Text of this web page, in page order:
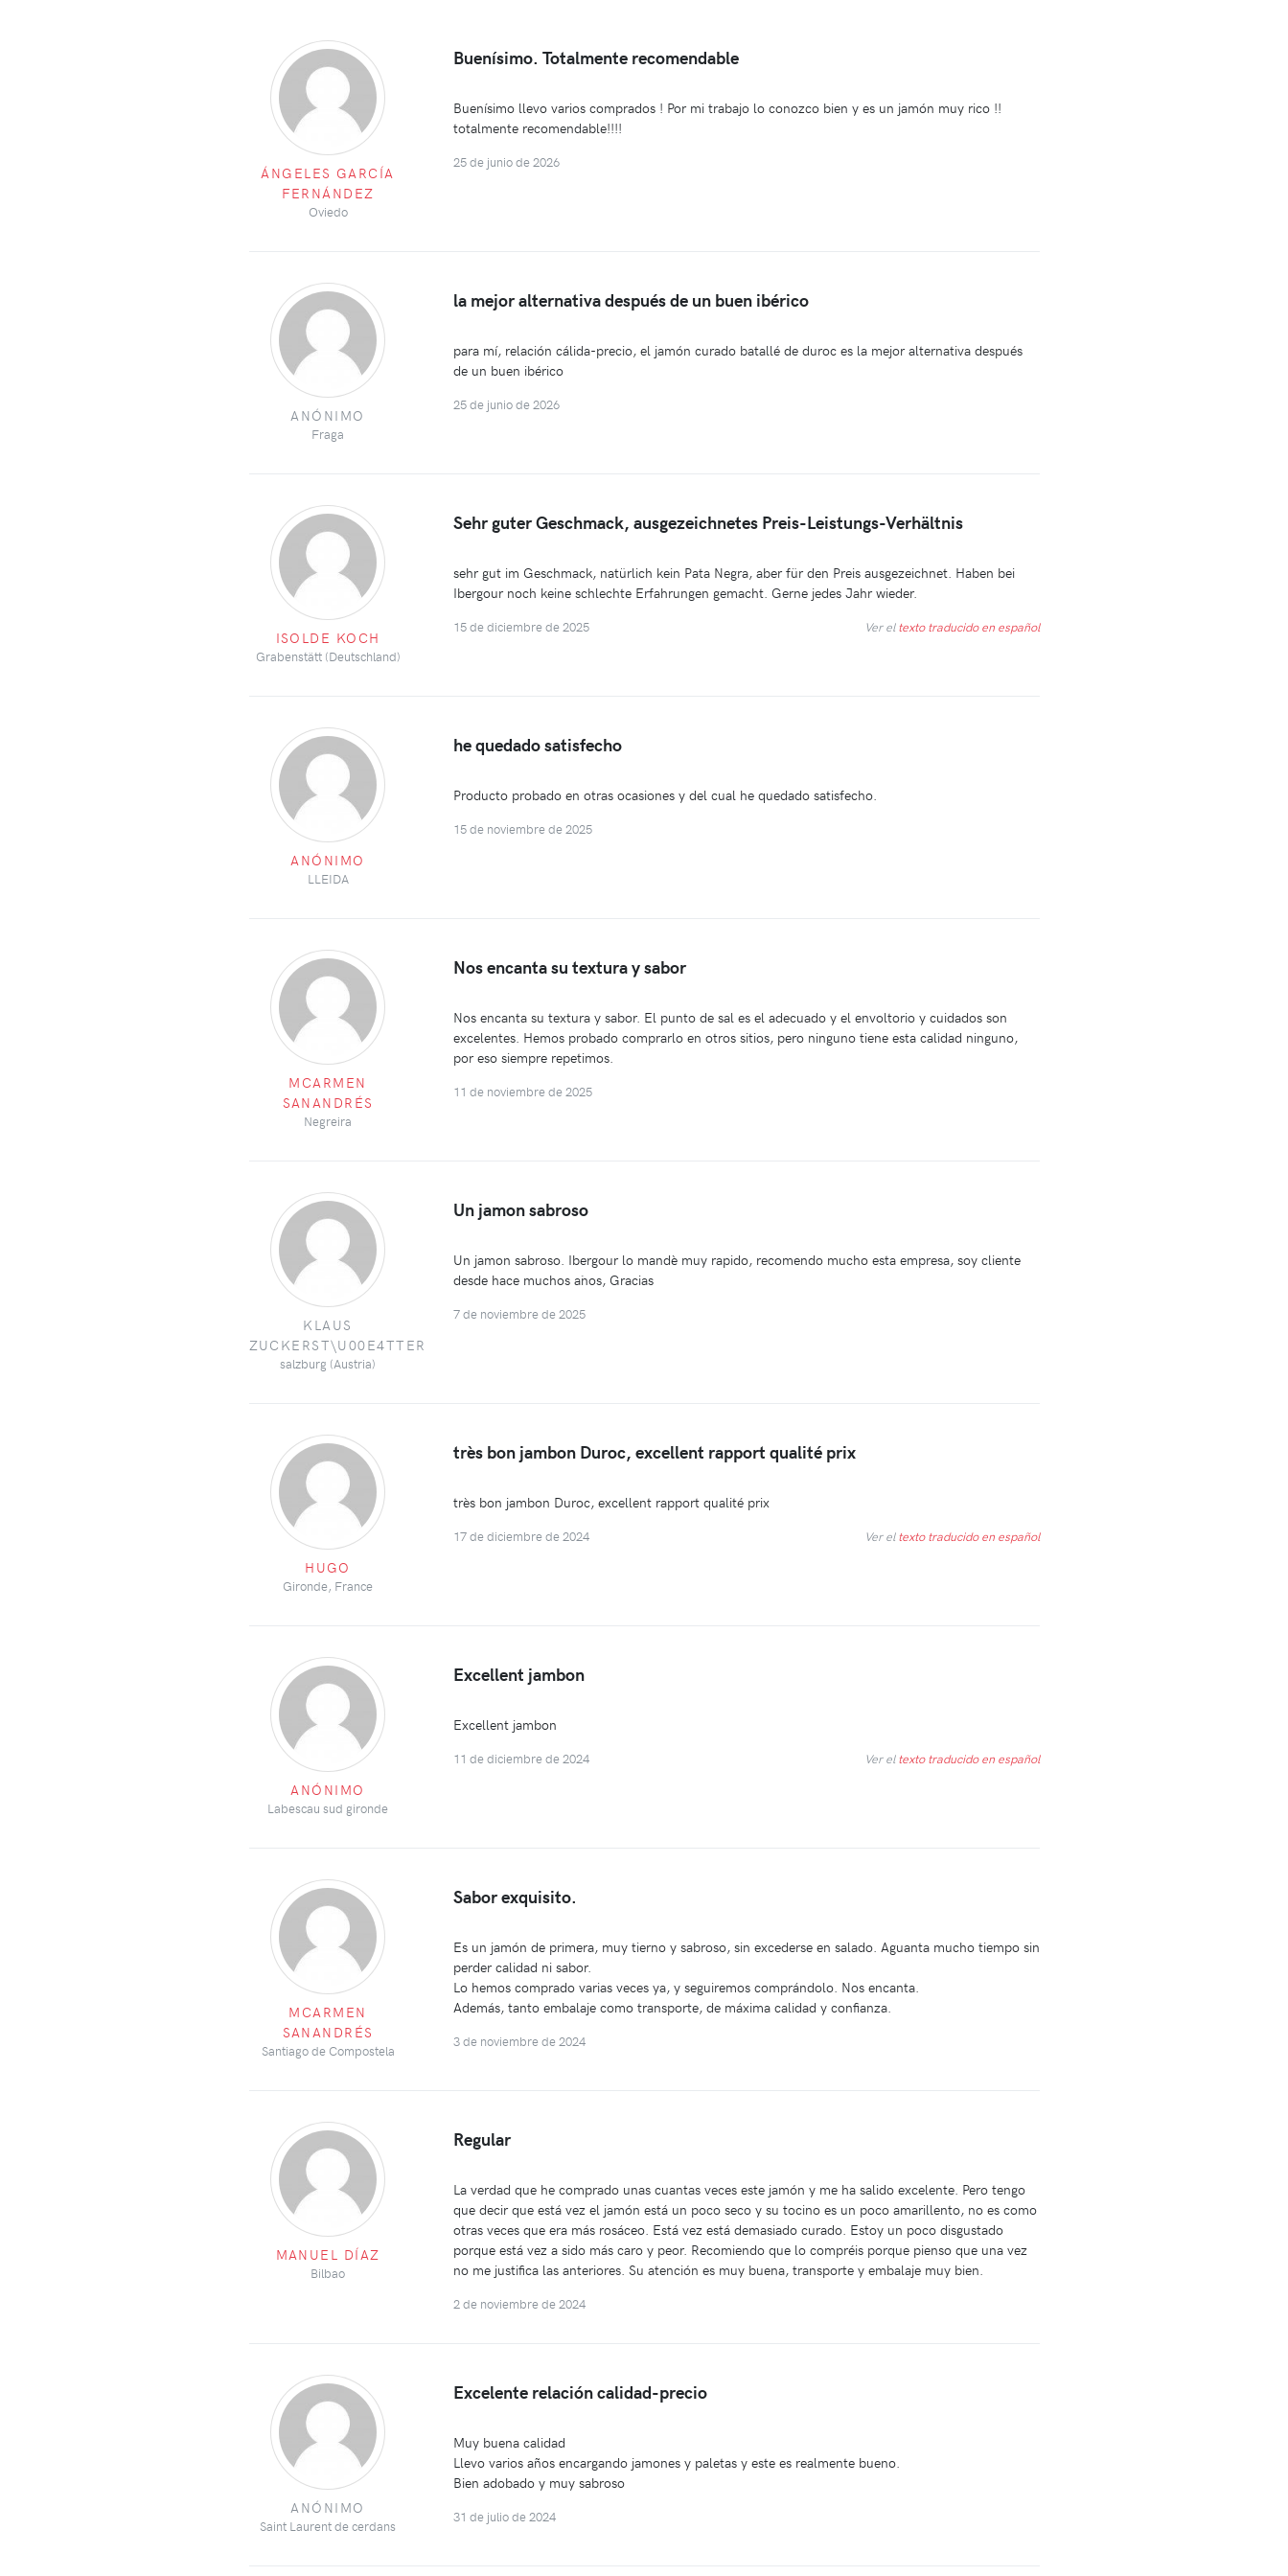
ÁNGELES GARCÍA
FERNÁNDEZ
Oviedo
Buenísimo. Totalmente recomendable
Buenísimo llevo varios comprados ! Por mi trabajo lo conozco bien y es un jamón muy rico !!
totalmente recomendable!!!!
25 de junio de 2026
ANÓNIMO
Fraga
la mejor alternativa después de un buen ibérico
para mí, relación cálida-precio, el jamón curado batallé de duroc es la mejor alternativa después
de un buen ibérico
25 de junio de 2026
ISOLDE KOCH
Grabenstätt (Deutschland)
Sehr guter Geschmack, ausgezeichnetes Preis-Leistungs-Verhältnis
sehr gut im Geschmack, natürlich kein Pata Negra, aber für den Preis ausgezeichnet. Haben bei
Ibergour noch keine schlechte Erfahrungen gemacht. Gerne jedes Jahr wieder.
15 de diciembre de 2025 Ver eltexto traducido en español
ANÓNIMO
LLEIDA
he quedado satisfecho
Producto probado en otras ocasiones y del cual he quedado satisfecho.
15 de noviembre de 2025
MCARMEN
SANANDRÉS
Negreira
Nos encanta su textura y sabor
Nos encanta su textura y sabor. El punto de sal es el adecuado y el envoltorio y cuidados son
excelentes. Hemos probado comprarlo en otros sitios, pero ninguno tiene esta calidad ninguno,
por eso siempre repetimos.
11 de noviembre de 2025
KLAUS
ZUCKERST\U00E4TTER
salzburg (Austria)
Un jamon sabroso
Un jamon sabroso. Ibergour lo mandè muy rapido, recomendo mucho esta empresa, soy cliente
desde hace muchos a`nos, Gracias
7 de noviembre de 2025
HUGO
Gironde, France
très bon jambon Duroc, excellent rapport qualité prix
très bon jambon Duroc, excellent rapport qualité prix
17 de diciembre de 2024 Ver eltexto traducido en español
ANÓNIMO
Labescau sud gironde
Excellent jambon
Excellent jambon
11 de diciembre de 2024 Ver eltexto traducido en español
MCARMEN
SANANDRÉS
Santiago de Compostela
Sabor exquisito.
Es un jamón de primera, muy tierno y sabroso, sin excederse en salado. Aguanta mucho tiempo sin
perder calidad ni sabor.
Lo hemos comprado varias veces ya, y seguiremos comprándolo. Nos encanta.
Además, tanto embalaje como transporte, de máxima calidad y confianza.
3 de noviembre de 2024
MANUEL DÍAZ
Bilbao
Regular
La verdad que he comprado unas cuantas veces este jamón y me ha salido excelente. Pero tengo
que decir que está vez el jamón está un poco seco y su tocino es un poco amarillento, no es como
otras veces que era más rosáceo. Está vez está demasiado curado. Estoy un poco disgustado
porque está vez a sido más caro y peor. Recomiendo que lo compréis porque pienso que una vez
no me justifica las anteriores. Su atención es muy buena, transporte y embalaje muy bien.
2 de noviembre de 2024
ANÓNIMO
Saint Laurent de cerdans
Excelente relación calidad-precio
Muy buena calidad
Llevo varios años encargando jamones y paletas y este es realmente bueno.
Bien adobado y muy sabroso
31 de julio de 2024